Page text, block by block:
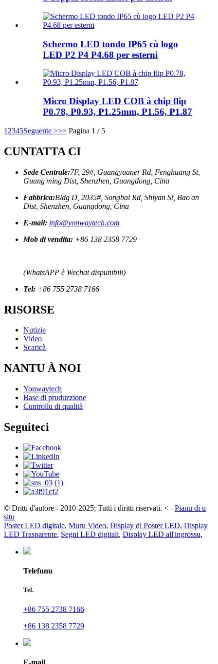
Schermo LED tondo IP65 cù logo
LED P2 P4 P4.68 per esterni
Micro Display LED COB à chip flip
P0.78, P0.93, P1.25mm, P1.56, P1.87
1 2345Seguente >>> Pagina 1 / 5
CUNTATTA CI
Sede Centrale:7F, 29#, Guangyuaner Rd, Fenghuang St,
Guang'ming Dist, Shenzhen, Guangdong, Cina
Fabbrica:Bldg D, 2035#, Songbai Rd, Shiyan St, Bao'an
Dist, Shenzhen, Guangdong, Cina
E-mail: info@yonwaytech.com
Mob di vendita: +86 138 2358 7729
(WhatsAPP è Wechat dispunibili)
Tel: +86 755 2738 7166
RISORSE
Nutizie
Video
Scaricà
NANTU À NOI
Yonwaytech
Base di pruduzzione
Cuntrollu di qualità
Seguiteci
© Dritti d'autore - 2010-2025; Tutti i diritti riservati. < - Pianu di u
situ
Poster LED digitale, Muru Video, Display di Poster LED, Display
LED Trasparente, Segni LED digitali, Display LED all'ingrossu,
Telefunu
Tel.
+86 755 2738 7166
+86 138 2358 7729
E-mail